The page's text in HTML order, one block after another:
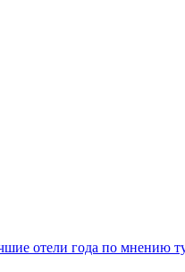
отели года по мнению